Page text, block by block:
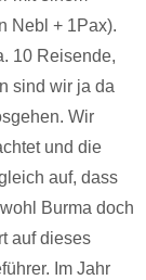
Nebl + 1Pax).
10 Reisende,
sind wir ja da
Wir
und die
auf, dass
Burma doch
auf dieses
Im Jahr